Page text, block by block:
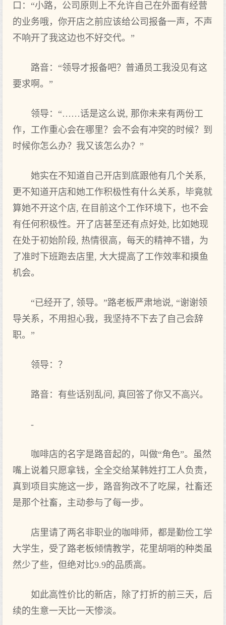
口：“小路，公司原则上不允许自己在外面有经营
的业务哦，你开店之前应该给公司报备一声，不声
不响开了我这边也不好交代。”
路音：“领导才报备吧？普通员工我没见有这
要求啊。”
领导：“……话是这么说, 那你未来有两份工
作，工作重心会在哪里？会不会有冲突的时候？到
时候你怎么办？我又该怎么办？”
她实在不知道自己开店到底跟他有几个关系,
更不知道开店和她工作积极性有什么关系，毕竟就
算她不开这个店, 在目前这个工作环境下，也不会
有任何积极性。开了店甚至还有点好处, 比如她现
在处于初始阶段, 热情很高，每天的精神不错，为
了准时下班跑去店里, 大大提高了工作效率和摸鱼
机会。
“已经开了, 领导。”路老板严肃地说, “谢谢领
导关系，不用担心我，我坚持不下去了自己会辞
职。”
领导：？
路音：有些话别乱问, 真回答了你又不高兴。
-
咖啡店的名字是路音起的，叫做“角色”。虽然
嘴上说着只愿拿钱，全全交给某韩姓打工人负责，
真到项目实施这一步，路音狗改不了吃屎，社畜还
是那个社畜，主动参与了每一步。
店里请了两名非职业的咖啡师，都是勤俭工学
大学生，受了路老板倾情教学，花里胡哨的种类虽
然少了些，但绝对比9.9的品质高。
如此高性价比的新店，除了打折的前三天，后
续的生意一天比一天惨淡。